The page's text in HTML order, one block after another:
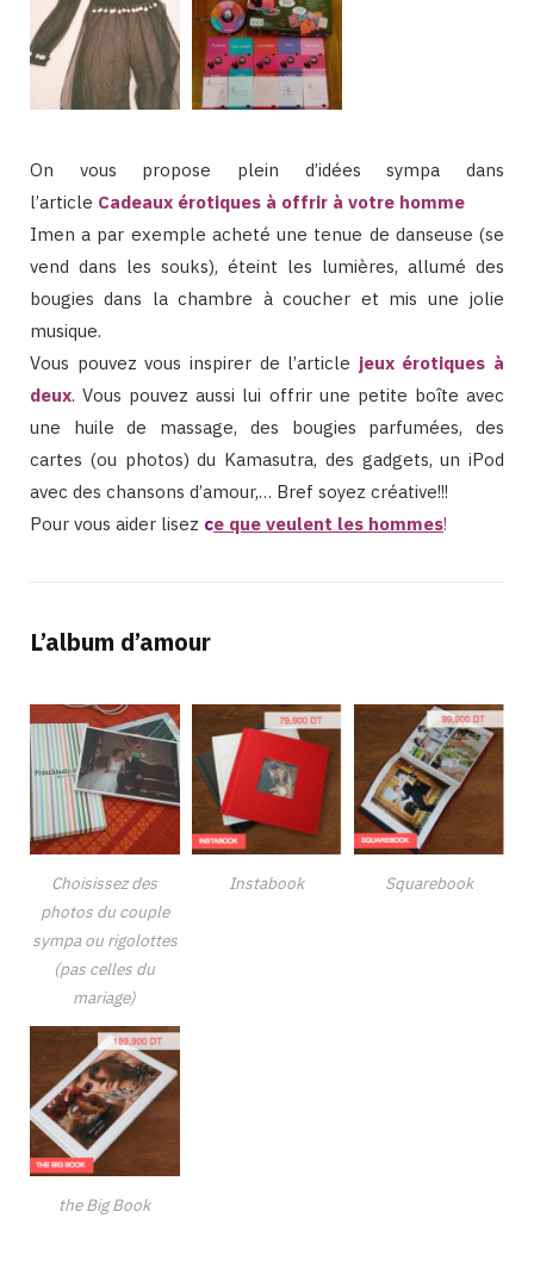
On vous propose plein d’idées sympa dans
l’article Cadeaux érotiques à offrir à votre homme
Imen a par exemple acheté une tenue de danseuse (se
vend dans les souks), éteint les lumières, allumé des
bougies dans la chambre à coucher et mis une jolie
musique.
Vous pouvez vous inspirer de l’article jeux érotiques à
deux. Vous pouvez aussi lui offrir une petite boîte avec
une huile de massage, des bougies parfumées, des
cartes (ou photos) du Kamasutra, des gadgets, un iPod
avec des chansons d’amour,… Bref soyez créative!!!
Pour vous aider lisez ce que veulent les hommes!
L’album d’amour
Choisissez des
photos du couple
sympa ou rigolottes
(pas celles du
mariage)
Instabook Squarebook
the Big Book